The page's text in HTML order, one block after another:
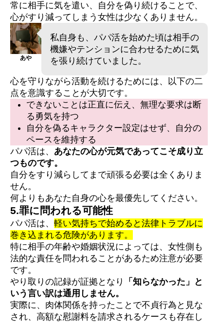
常に相手に気を遣い、自分を偽り続けることで、
心がすり減ってしまう女性は少なくありません。
あや
私自身も、パパ活を始めた頃は相手の
機嫌やテンションに合わせるために気
を張り続けていました。
心を守りながら活動を続けるためには、以下の二
点を意識することが大切です。
できないことは正直に伝え、無理な要求は断
る勇気を持つ
自分を偽るキャラクター設定はせず、自分の
ペースを維持する
パパ活は、 あなたの心が元気であってこそ成り立
つものです。
自分をすり減らしてまで頑張る必要は全くありま
せん。
何よりもあなた自身の心を最優先してください。
5.罪に問われる可能性
パパ活は、 軽い気持ちで始めると法律トラブルに
巻き込まれる危険があります。
特に相手の年齢や婚姻状況によっては、女性側も
法的な責任を問われることがあるため注意が必要
です。
やり取りの記録が証拠となり
「知らなかった」と
いう言い訳は通用しません。
実際に、肉体関係を持ったことで不貞行為と見な
され、高額な慰謝料を請求されるケースも存在し